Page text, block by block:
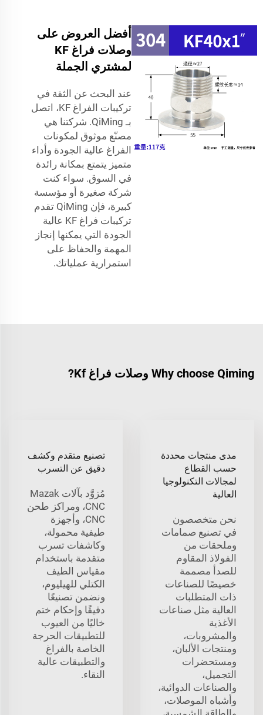
أفضل العروض على
وصلات فراغ KF
لمشتري الجملة
عند البحث عن الثقة في
تركيبات الفراغ KF، اتصل
بـ QiMing. شركتنا هي
مصنّع موثوق لمكونات
الفراغ عالية الجودة وأداء
متميز يتمتع بمكانة رائدة
في السوق. سواء كنت
شركة صغيرة أو مؤسسة
كبيرة، فإن QiMing تقدم
تركيبات فراغ KF عالية
الجودة التي يمكنها إنجاز
المهمة والحفاظ على
استمرارية عملياتك.
Why choose Qiming وصلات فراغ Kf?
مدى منتجات محددة
حسب القطاع
لمجالات التكنولوجيا
العالية
نحن متخصصون
في تصنيع صمامات
وملحقات من
الفولاذ المقاوم
للصدأ مصممة
خصيصًا للصناعات
ذات المتطلبات
العالية مثل صناعات
الأغذية
والمشروبات،
ومنتجات الألبان،
ومستحضرات
التجميل،
والصناعات الدوائية،
وأشباه الموصلات،
تصنيع متقدم وكشف
دقيق عن التسرب
مُزوَّد بآلات Mazak
CNC، ومراكز طحن
CNC، وأجهزة
طيفية محمولة،
وكاشفات تسرب
متقدمة باستخدام
مقياس الطيف
الكتلي للهيليوم،
ونضمن تصنيعًا
دقيقًا وإحكام ختم
خاليًا من العيوب
للتطبيقات الحرجة
الخاصة بالفراغ
والتطبيقات عالية
النقاء.